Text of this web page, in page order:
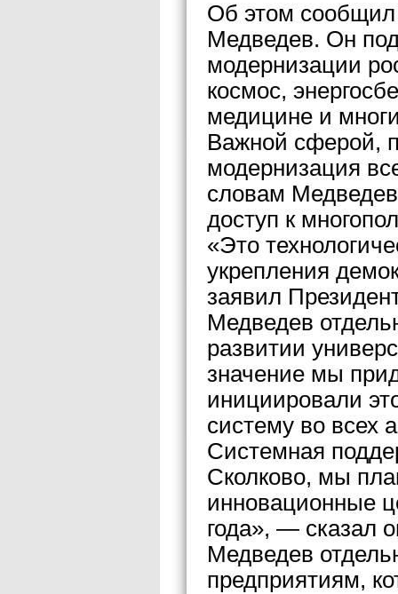
Об этом
Медведев. Он
модернизации
космос,
медицине и
Важной сферой,
модернизация
словам
доступ к
«Это
укрепления
заявил
Медведев
развитии
значение мы
инициировали
систему во всех
Системная
Сколково, мы
инновационные
года», — сказал
Медведев
предприятиям,